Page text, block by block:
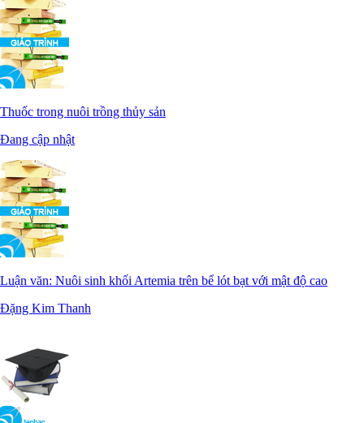
Thuốc trong nuôi trồng thủy sản
Đang cập nhật
Luận văn: Nuôi sinh khối Artemia trên bể lót bạt với mật độ cao
Đặng Kim Thanh